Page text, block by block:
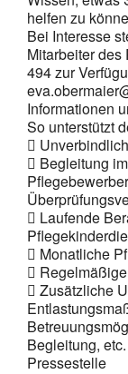
helfen zu
Bei Interesse
Mitarbeiter
494 zur
Informationen
So unterstützt

 Begleitung
 Laufende
 Monatliche

 Zusätzliche
Begleitung, etc.
Pressestelle